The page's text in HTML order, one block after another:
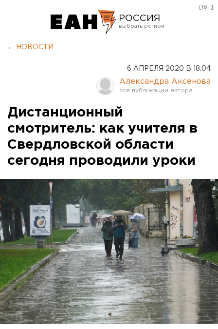
РОССИЯ
Оренбург
[18+]
← НОВОСТИ
6 АПРЕЛЯ 2020 В 18:04
Александра Аксенова
Дистанционный
смотритель: как учителя в
Свердловской области
сегодня проводили уроки